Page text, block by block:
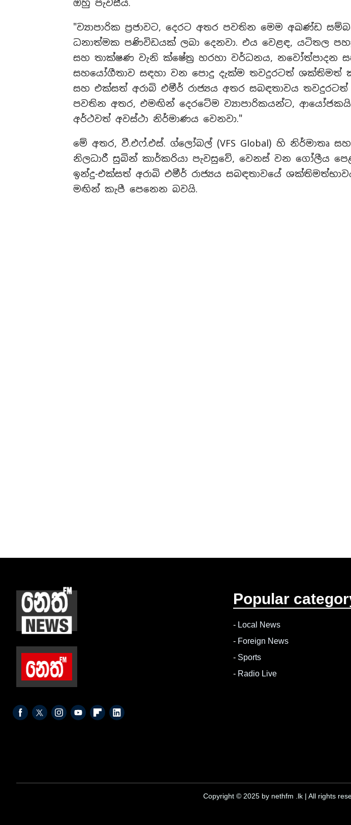
ඔහු පැවසීය.
"ව්‍යාපාරික ප්‍රජාවට, දෙරට අතර පවතින මෙම අඛණ්ඩ
ධනාත්මක පණිවිඩයක් ලබා දෙනවා. එය වෙළඳ, යටිතල
සහ තාක්ෂණ වැනි ක්ෂේත්‍ර හරහා වර්ධනය, නවෝත්පාදන
සහයෝගීතාව සඳහා වන පොදු දැක්ම තවදුරටත් ශක්තිමත්
සහ එක්සත් අරාබි එමීර් රාජ්‍යය අතර සබඳතාවය
පවතින අතර, එමඟින් දෙරටේම ව්‍යාපාරිකයන්ට,
අර්ථවත් අවස්ථා නිර්මාණය වෙනවා."
මේ අතර, වී.එෆ්.එස්. ග්ලෝබල් (VFS Global) හි නිර්මාතෘ
නිලධාරී සුබින් කාර්කරියා පැවසුවේ, වෙනස් වන ගෝලීය
ඉන්දු-එක්සත් අරාබි එමීර් රාජ්‍යය සබඳතාවයේ
මඟින් කැපී පෙනෙන බවයි.
Popular
- Local News
- Foreign News
- Sports
- Radio Live
Copyright © 2025 by nethfm .lk | All rights